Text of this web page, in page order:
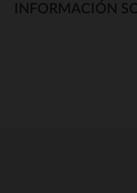
INFORMACIÓN